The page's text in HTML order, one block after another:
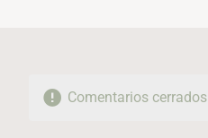
Comentarios cerrados